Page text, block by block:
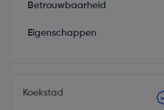
Betrouwbaarheid
Eigenschappen
Koekstad